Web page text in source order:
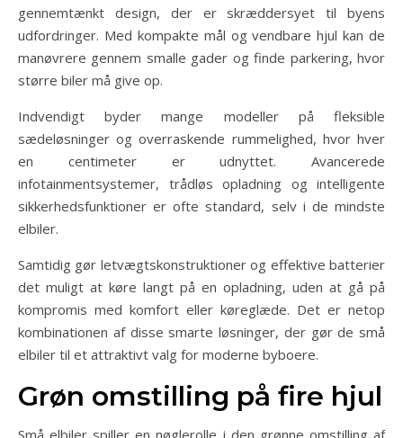
gennemtænkt design, der er skræddersyet til byens
udfordringer. Med kompakte mål og vendbare hjul kan de
manøvrere gennem smalle gader og finde parkering, hvor
større biler må give op.
Indvendigt byder mange modeller på fleksible
sædeløsninger og overraskende rummelighed, hvor hver
en centimeter er udnyttet. Avancerede
infotainmentsystemer, trådløs opladning og intelligente
sikkerhedsfunktioner er ofte standard, selv i de mindste
elbiler.
Samtidig gør letvægtskonstruktioner og effektive batterier
det muligt at køre langt på en opladning, uden at gå på
kompromis med komfort eller køreglæde. Det er netop
kombinationen af disse smarte løsninger, der gør de små
elbiler til et attraktivt valg for moderne byboere.
Grøn omstilling på fire hjul
Små elbiler spiller en nøglerolle i den grønne omstilling af